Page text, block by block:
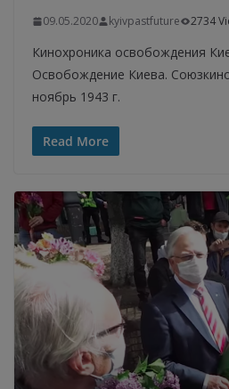
09.05.2020 kyivpastfuture 2734
Кинохроника освобождения
Освобождение Киева.
ноябрь 1943 г.
Read More